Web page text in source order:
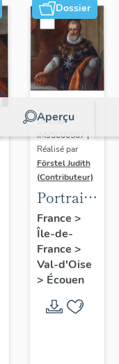
Dossier
Aperçu
Dossier
IM95000567 |
Réalisé par
Förstel Judith
(Contributeur)
Portrait
du roi
Henri IV
France >
Île-de-
France >
Val-d'Oise
> Écouen